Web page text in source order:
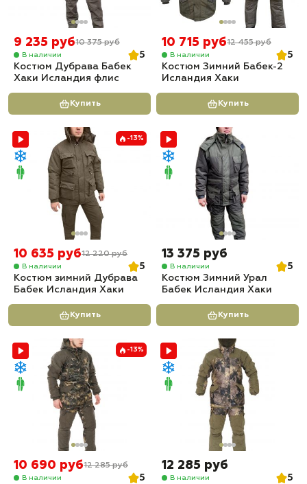
9 235 руб10 375 руб
В наличии
5
Костюм Дубрава Бабек
Хаки Исландия флис
Купить
10 715 руб12 455 руб
В наличии
5
Костюм Зимний Бабек-2
Исландия Хаки
Купить
-13%
10 635 руб12 220 руб
В наличии
5
Костюм зимний Дубрава
Бабек Исландия Хаки
Купить
13 375 руб
В наличии
5
Костюм Зимний Урал
Бабек Исландия Хаки
Купить
-13%
10 690 руб12 285 руб
В наличии
5
12 285 руб
В наличии
5